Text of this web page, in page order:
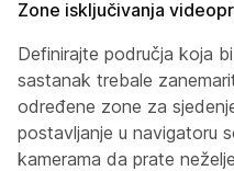
Zone isključivanja
Definirajte područja koja
sastanak trebale
određene zone za
postavljanje u navigatoru
kamerama da prate